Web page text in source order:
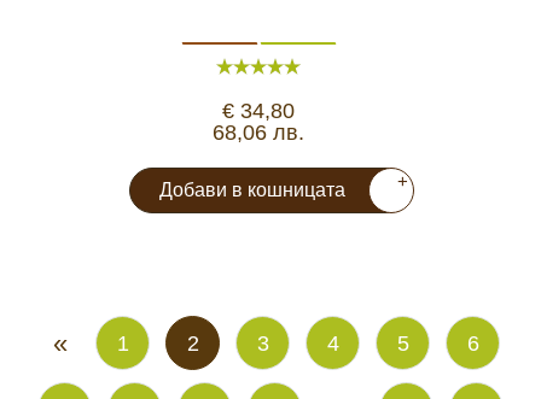
€ 34,80
68,06 лв.
Добави в кошницата +
« 1 2 3 4 5 6